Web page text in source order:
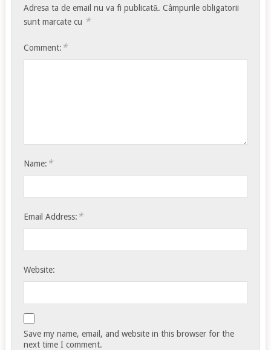
Adresa ta de email nu va fi publicată. Câmpurile obligatorii
sunt marcate cu *
Comment: *
Name: *
Email Address: *
Website:
Save my name, email, and website in this browser for the
next time I comment.